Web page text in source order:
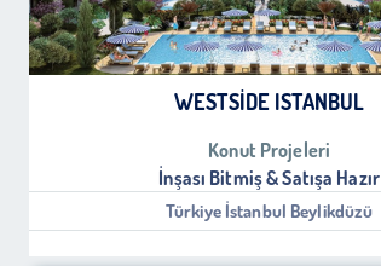
WESTSIDE ISTANBUL
Konut Projeleri
İnşası Bitmiş & Satışa Hazır
Türkiye İstanbul Beylikdüzü